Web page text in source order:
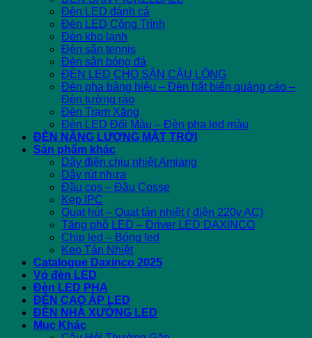
Đèn LED đánh cá
Đèn LED Công Trình
Đèn kho lạnh
Đèn sân tennis
Đèn sân bóng đá
ĐÈN LED CHO SÂN CẦU LÔNG
Đèn pha bảng hiệu – Đèn hắt biển quảng cáo –
Đèn tường rào
Đèn Trạm Xăng
Đèn LED Đổi Màu – Đèn pha led màu
ĐÈN NĂNG LƯỢNG MẶT TRỜI
Sản phẩm khác
Dây điện chịu nhiệt Amiang
Dây rút nhựa
Đầu cos – Đầu Cosse
Kẹp IPC
Quạt hút – Quạt tản nhiệt ( điện 220v AC)
Tăng phô LED – Driver LED DAXINCO
Chip led – Bóng led
Keo Tản Nhiệt
Catalogue Daxinco 2025
Vỏ đèn LED
Đèn LED PHA
ĐÈN CAO ÁP LED
ĐÈN NHÀ XƯỞNG LED
Mục Khác